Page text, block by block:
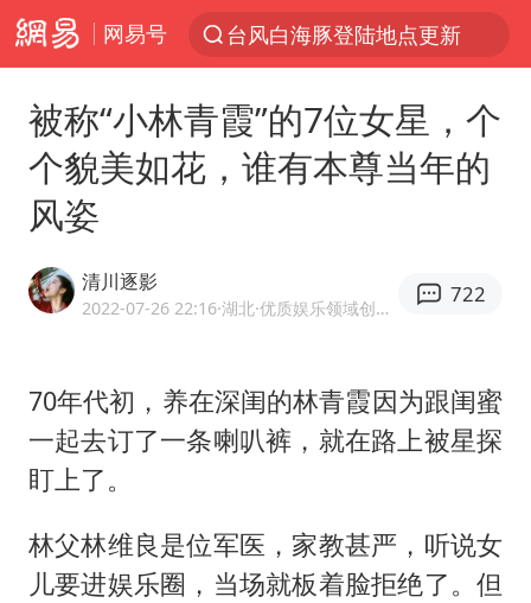
网易号
台风白海豚登陆地点更新
台风白海豚进入48小时警戒线
佛得角门将亮相智利俱乐部主场
宇树科技王兴兴身家有望超200亿元
CIA被曝已秘密设立古巴工作组
U17国足1分钟轰2球
村民谈“梅姨”：叫的其实是“媒姨”
24小时不关空调 电费会更低吗
被称“小林青霞”的7位女星，个
个貌美如花，谁有本尊当年的
风姿
清川逐影
2022-07-26 22:16·湖北 ·优质娱乐领域创作者
722
70年代初，养在深闺的林青霞因为跟闺蜜
一起去订了一条喇叭裤，就在路上被星探
盯上了。
林父林维良是位军医，家教甚严，听说女
儿要进娱乐圈，当场就板着脸拒绝了。但